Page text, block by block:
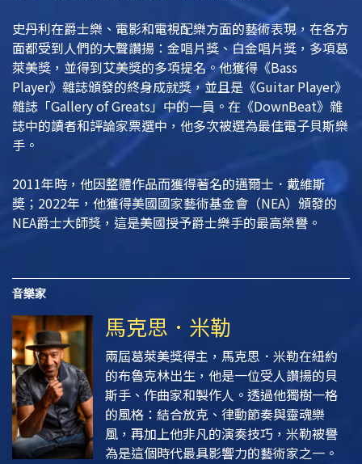
史丹利在爵士樂、電影和電視配樂方面的藝術表現，在各方
面都受到人們的大聲讚揚：金唱片獎、白金唱片獎，多項葛
萊美獎，並得到艾美獎的多項提名。他獲得《Bass
Player》 雜誌頒發的終身成就獎，並且是《Guitar Player》
雜誌「Gallery of Greats」中的一員。在 《DownBeat》雜
誌中的讀者和評論家票選中，他多次被選為最佳電子貝斯樂
手。
2011年時，他因整體作品而獲得著名的邁爾士．戴維斯
奬；2022年，他獲得美國國家藝術基金會（NEA）頒發的
NEA爵士大師獎，這是美國授予爵士樂手的最高榮譽。
音樂家
馬克思．米勒
兩屆葛萊美獎得主，馬克思．米勒在紐約
的布魯克林出生，他是一位受人讚揚的貝
斯手、作曲家和製作人。透過他獨樹一格
的風格：結合放克、律動節奏與靈魂樂
風，再加上他非凡的演奏技巧，米勒被譽
為是這個時代最具影響力的藝術家之一。